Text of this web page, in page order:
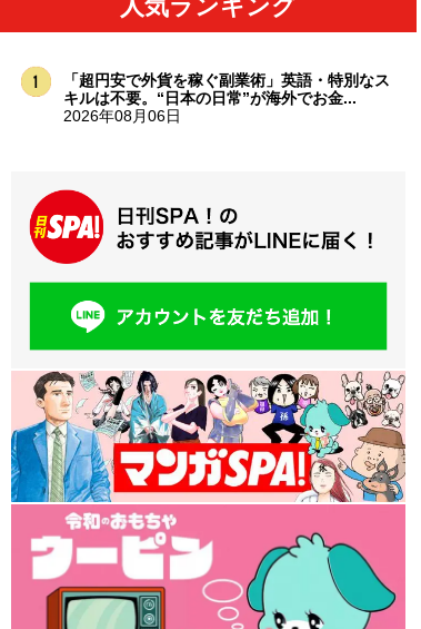
人気ランキング
「超円安で外貨を稼ぐ副業術」英語・特別なス
キルは不要。“日本の日常”が海外でお金...
2026年08月06日